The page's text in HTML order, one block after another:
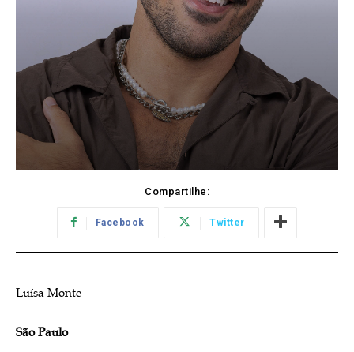
Compartilhe:
Facebook Twitter
Luísa Monte
São Paulo